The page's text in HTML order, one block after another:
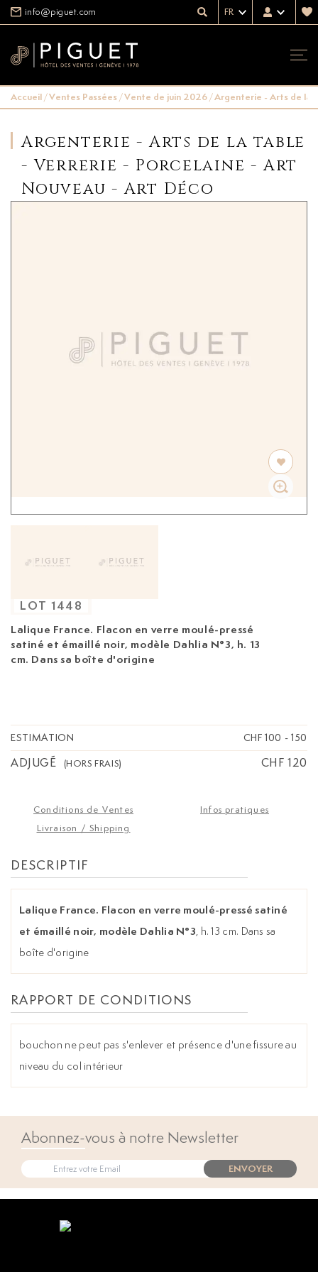
info@piguet.com FR
Accueil/Ventes Passées/Vente de juin 2026/Argenterie - Arts de la
Argenterie - Arts de la table
- Verrerie - Porcelaine - Art
Nouveau - Art Déco
Lalique France. Flacon en verre moulé-pressé
satiné et émaillé noir, modèle Dahlia N°3, h. 13
cm. Dans sa boîte d'origine
LOT 1448
ESTIMATION CHF 100 - 150
ADJUGÉ (HORS FRAIS) CHF 120
Conditions de Ventes
Infos pratiques
Livraison / Shipping
DESCRIPTIF
Lalique France. Flacon en verre moulé-pressé satiné
et émaillé noir, modèle Dahlia N°3, h. 13 cm. Dans sa
boîte d'origine
RAPPORT DE CONDITIONS
bouchon ne peut pas s'enlever et présence d'une fissure au
niveau du col intérieur
Abonnez-vous à notre Newsletter
ENVOYER